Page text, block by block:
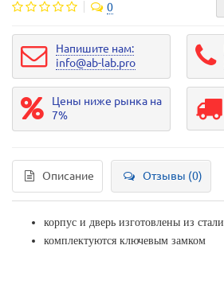
0
Напишите нам:
info@ab-lab.pro
Цены ниже рынка на
7%
Описание Отзывы (0)
корпус и дверь изготовлены из стали
комплектуются ключевым замком